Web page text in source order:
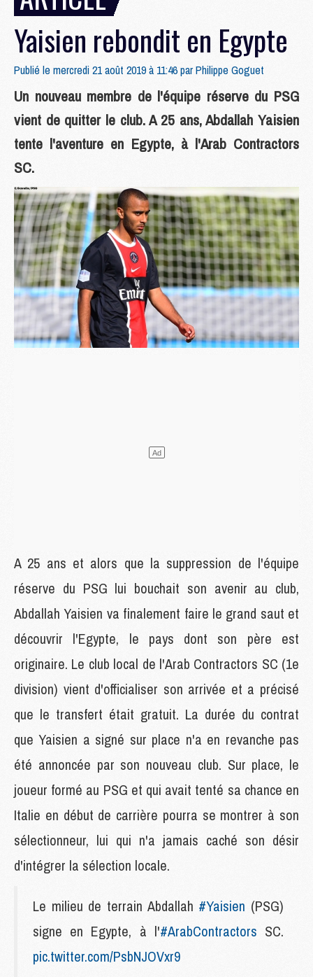
Yaisien rebondit en Egypte
Publié le mercredi 21 août 2019 à 11:46 parPhilippe Goguet
Un nouveau membre de l'équipe réserve du PSG
vient de quitter le club. A 25 ans, Abdallah Yaisien
tente l'aventure en Egypte, à l'Arab Contractors
SC.
A 25 ans et alors que la suppression de l'équipe
réserve du PSG lui bouchait son avenir au club,
Abdallah Yaisien va finalement faire le grand saut et
découvrir l'Egypte, le pays dont son père est
originaire. Le club local de l'Arab Contractors SC (1e
division) vient d'officialiser son arrivée et a précisé
que le transfert était gratuit. La durée du contrat
que Yaisien a signé sur place n'a en revanche pas
été annoncée par son nouveau club. Sur place, le
joueur formé au PSG et qui avait tenté sa chance en
Italie en début de carrière pourra se montrer à son
sélectionneur, lui qui n'a jamais caché son désir
d'intégrer la sélection locale.
Le milieu de terrain Abdallah #Yaisien (PSG)
signe en Egypte, à l'#ArabContractors SC.
pic.twitter.com/PsbNJOVxr9